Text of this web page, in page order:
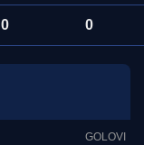
0 0
GOLOVI